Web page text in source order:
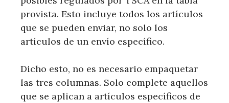
provista. Esto incluye todos los artículos
que se pueden enviar, no solo los
artículos de un envío específico.
Dicho esto, no es necesario empaquetar
las tres columnas. Solo complete aquellos
que se aplican a artículos específicos de